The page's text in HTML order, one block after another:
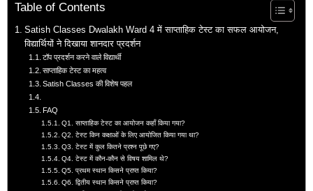
Table of Contents
Satish Classes Dwalakh Ward 4 में साप्ताहिक टेस्ट का सफल आयोजन,
विद्यार्थियों ने दिखाया शानदार प्रदर्शन
टॉप प्रदर्शन करने वाले विद्यार्थी
साप्ताहिक टेस्ट का महत्व
Satish Classes की विशेष पहल
FAQ
Q1. साप्ताहिक टेस्ट का आयोजन कहाँ किया गया?
Q2. टेस्ट किन कक्षाओं के लिए आयोजित किया गया था?
Q3. टेस्ट में कुल कितने प्रश्न पूछे गए?
Q4. टेस्ट में कौन-कौन से विषय शामिल थे?
Q5. प्रथम स्थान किसने प्राप्त किया?
Q6. द्वितीय स्थान किसने प्राप्त किया?